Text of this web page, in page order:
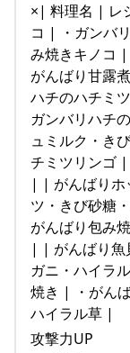
×| 料理名 |
コ | ・ガンバ
み焼きキノコ
がんばり甘露
ハチのハチミ
ガンバリハチ
ュミルク・き
チミツリンゴ
| | がんばりホ
ツ・きび砂糖
がんばり包み
| | がんばり魚
ガニ・ハイラ
焼き | ・がん
ハイラル草 |
攻撃力UP